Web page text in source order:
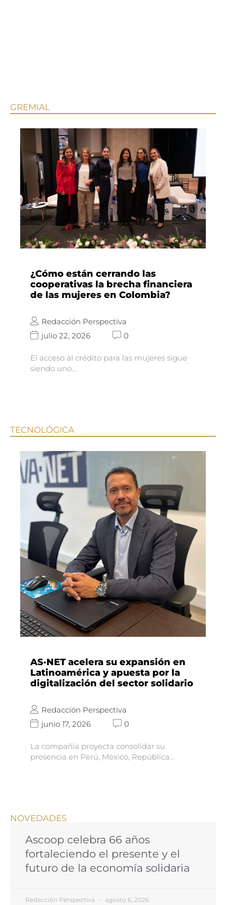
GREMIAL
¿Cómo están cerrando las
cooperativas la brecha financiera
de las mujeres en Colombia?
Redacción Perspectiva
julio 22, 2026
0
El acceso al crédito para las mujeres sigue
siendo uno…
TECNOLÓGICA
AS·NET acelera su expansión en
Latinoamérica y apuesta por la
digitalización del sector solidario
Redacción Perspectiva
junio 17, 2026
0
La compañía proyecta consolidar su
presencia en Perú, México, República…
NOVEDADES
Ascoop celebra 66 años
fortaleciendo el presente y el
futuro de la economía solidaria
Redacción Perspectiva agosto 6, 2026